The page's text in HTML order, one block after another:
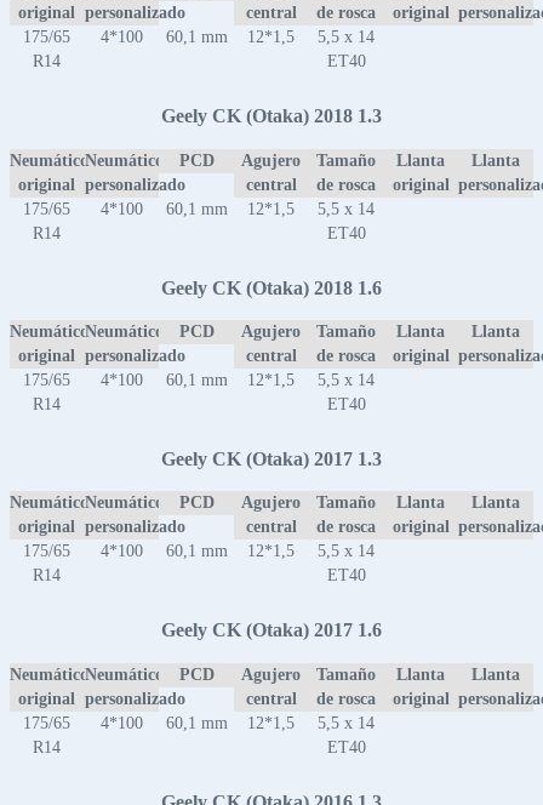
original personalizado
central
de rosca
original
175/65
R14
4*100 60,1 mm 12*1,5
5,5 x 14
ET40
Geely CK (Otaka) 2018 1.3
Neumático
original
Neumático
personalizado
PCD
Agujero
central
Tamaño
de rosca
Llanta
original
Llanta
175/65
R14
4*100 60,1 mm 12*1,5
5,5 x 14
ET40
Geely CK (Otaka) 2018 1.6
Neumático
original
Neumático
personalizado
PCD
Agujero
central
Tamaño
de rosca
Llanta
original
Llanta
175/65
R14
4*100 60,1 mm 12*1,5
5,5 x 14
ET40
Geely CK (Otaka) 2017 1.3
Neumático
original
Neumático
personalizado
PCD
Agujero
central
Tamaño
de rosca
Llanta
original
Llanta
175/65
R14
4*100 60,1 mm 12*1,5
5,5 x 14
ET40
Geely CK (Otaka) 2017 1.6
Neumático
original
Neumático
personalizado
PCD
Agujero
central
Tamaño
de rosca
Llanta
original
Llanta
175/65
R14
4*100 60,1 mm 12*1,5
5,5 x 14
ET40